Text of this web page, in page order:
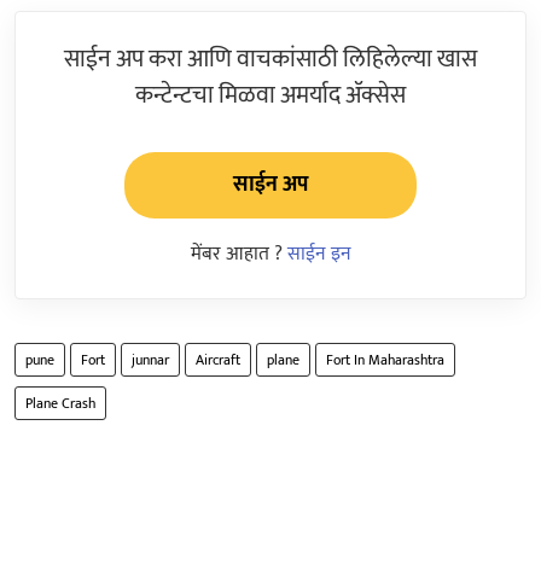
साईन अप करा आणि वाचकांसाठी लिहिलेल्या खास
कन्टेन्टचा मिळवा अमर्याद ॲक्सेस
साईन अप
मेंबर आहात ?साईन इन
pune Fort junnar Aircraft plane
Fort In Maharashtra
Plane Crash